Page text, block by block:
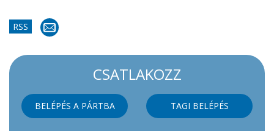
RSS
CSATLAKOZZ
BELÉPÉS A PÁRTBA TAGI BELÉPÉS